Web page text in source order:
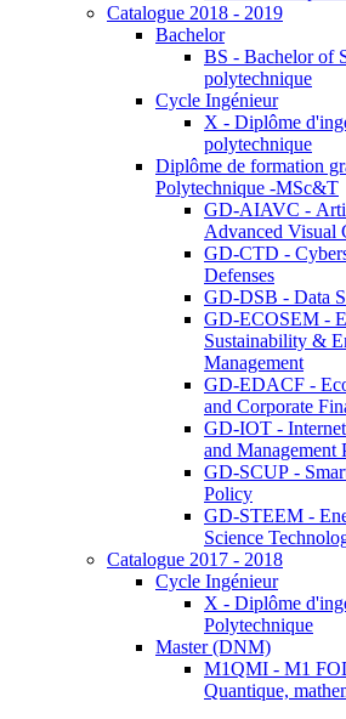
Catalogue 2018 - 2019
Bachelor
BS - Bachelor of
polytechnique
Cycle Ingénieur
X - Diplôme
polytechnique
Diplôme de formation
Polytechnique -MSc&T
GD-AIAVC -
Advanced Visual
GD-CTD -
Defenses
GD-DSB - Data
GD-ECOSEM -
Sustainability &
Management
GD-EDACF -
and Corporate
GD-IOT -
and Management
GD-SCUP -
Policy
GD-STEEM -
Science
Catalogue 2017 - 2018
Cycle Ingénieur
X - Diplôme
Polytechnique
Master (DNM)
M1QMI - M1
Quantique,